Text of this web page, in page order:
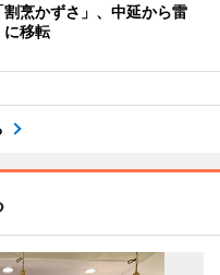
烹かずさ」、中延から雷
に移転